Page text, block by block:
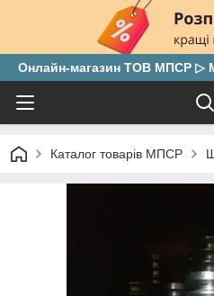
Онлайн-магазин ТОВ МПСР ▷
Каталог товарів МПСР